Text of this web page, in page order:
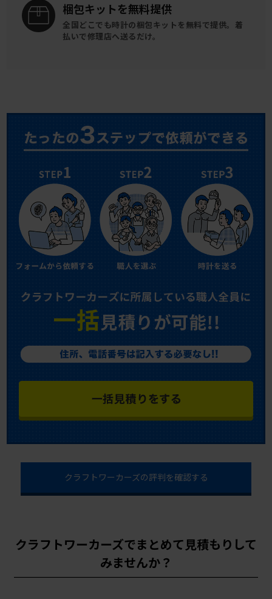
梱包キットを無料提供
全国どこでも時計の梱包キットを 無料で提供。 着
払いで修理店へ送るだけ。
クラフトワーカーズの評判を確認する
クラフトワーカーズでまとめて見積もりして
みませんか？